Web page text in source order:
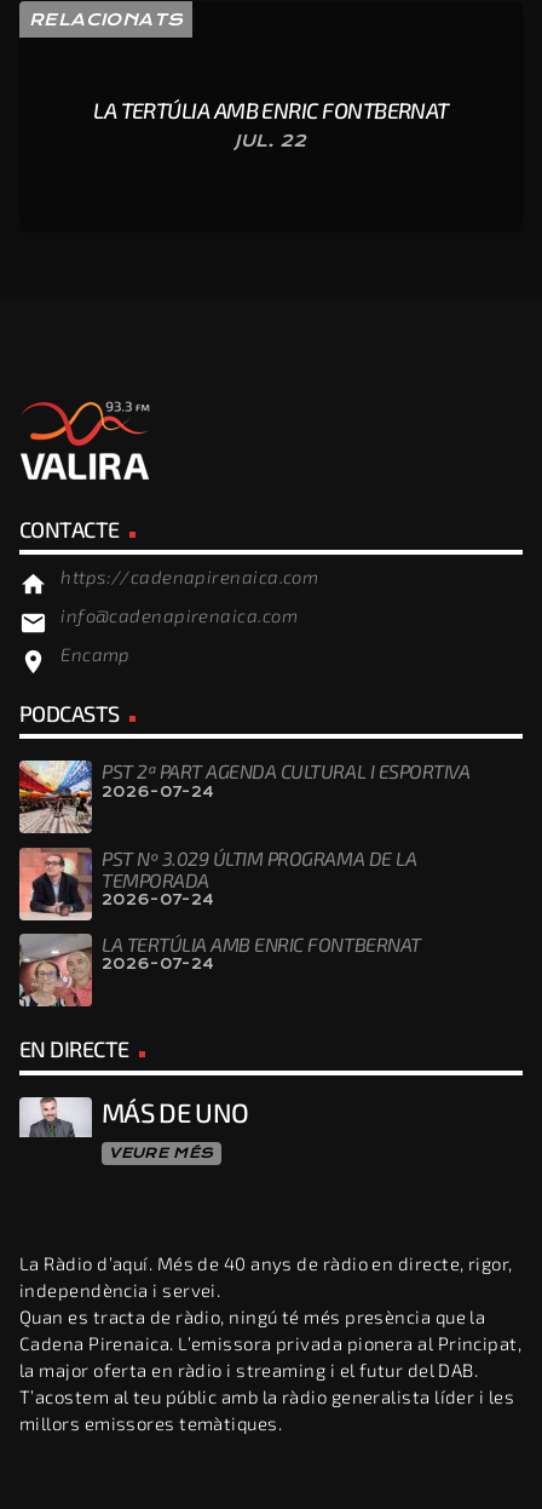
RELACIONATS
LA TERTÚLIA AMB ENRIC FONTBERNAT
JUL. 22
CONTACTE
home https://cadenapirenaica.com
email info@cadenapirenaica.com
location_on Encamp
PODCASTS
PST 2ª PART AGENDA CULTURAL I ESPORTIVA
2026-07-24
PST Nº 3.029 ÚLTIM PROGRAMA DE LA
TEMPORADA
2026-07-24
LA TERTÚLIA AMB ENRIC FONTBERNAT
2026-07-24
EN DIRECTE
MÁS DE UNO
VEURE MÉS
La Ràdio d’aquí. Més de 40 anys de ràdio en directe, rigor,
independència i servei.
Quan es tracta de ràdio, ningú té més presència que la
Cadena Pirenaica. L’emissora privada pionera al Principat,
la major oferta en ràdio i streaming i el futur del DAB.
T’acostem al teu públic amb la ràdio generalista líder i les
millors emissores temàtiques.